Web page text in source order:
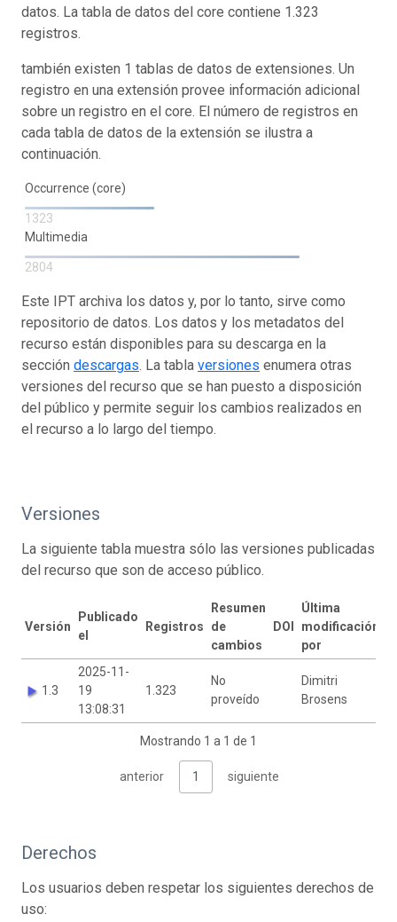
datos. La tabla de datos del core contiene 1.323
registros.
también existen 1 tablas de datos de extensiones. Un
registro en una extensión provee información adicional
sobre un registro en el core. El número de registros en
cada tabla de datos de la extensión se ilustra a
continuación.
Occurrence (core)
1323
Multimedia
2804
Este IPT archiva los datos y, por lo tanto, sirve como
repositorio de datos. Los datos y los metadatos del
recurso están disponibles para su descarga en la
sección descargas. La tabla versiones enumera otras
versiones del recurso que se han puesto a disposición
del público y permite seguir los cambios realizados en
el recurso a lo largo del tiempo.
Versiones
La siguiente tabla muestra sólo las versiones publicadas
del recurso que son de acceso público.
Versión
Publicado
el
Registros
Resumen
de
cambios
DOI
Última
modificación
por
1.3
2025-11-
19
13:08:31
1.323
No
proveído
Dimitri
Brosens
Mostrando 1 a 1 de 1
anterior 1 siguiente
Derechos
Los usuarios deben respetar los siguientes derechos de
uso: